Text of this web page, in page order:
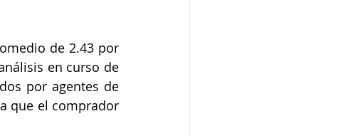
de 2.43 por
en curso de
por agentes de
que el comprador